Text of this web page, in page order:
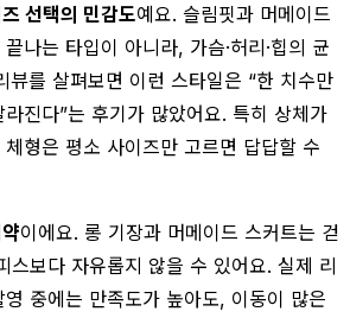
선택의 민감도예요. 슬림핏과 머메이드
나는 타입이 아니라, 가슴·허리·힙의 균
뷰를 살펴보면 이런 스타일은 “한 치수만
진다”는 후기가 많았어요. 특히 상체가
형은 평소 사이즈만 고르면 답답할 수
이에요. 롱 기장과 머메이드 스커트는 걷
스보다 자유롭지 않을 수 있어요. 실제 리
중에는 만족도가 높아도, 이동이 많은